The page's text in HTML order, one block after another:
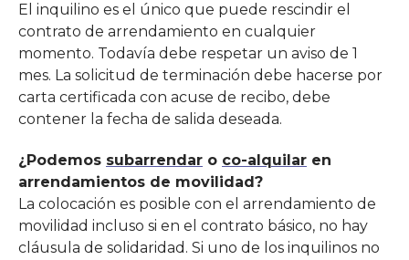
El inquilino es el único que puede rescindir el
contrato de arrendamiento en cualquier
momento. Todavía debe respetar un aviso de 1
mes. La solicitud de terminación debe hacerse por
carta certificada con acuse de recibo, debe
contener la fecha de salida deseada.
¿Podemos subarrendar o co-alquilar en
arrendamientos de movilidad?
La colocación es posible con el arrendamiento de
movilidad incluso si en el contrato básico, no hay
cláusula de solidaridad. Si uno de los inquilinos no